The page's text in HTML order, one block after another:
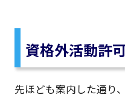
資格外活動許
先ほども案内した通り